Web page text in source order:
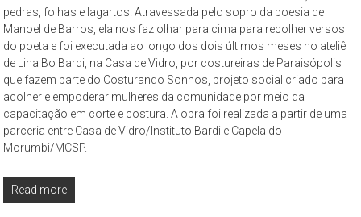
ambiental.
pedras, folhas e lagartos. Atravessada pelo sopro da poesia de
Manoel de Barros, ela nos faz olhar para cima para recolher versos
do poeta e foi executada ao longo dos dois últimos meses no ateliê
de Lina Bo Bardi, na Casa de Vidro, por costureiras de Paraisópolis
que fazem parte do Costurando Sonhos, projeto social criado para
acolher e empoderar mulheres da comunidade por meio da
capacitação em corte e costura. A obra foi realizada a partir de uma
parceria entre Casa de Vidro/Instituto Bardi e Capela do
Morumbi/MCSP.
Read more